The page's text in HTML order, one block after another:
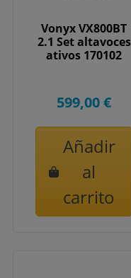
Vonyx VX800BT
2.1 Set altavoces
ativos 170102
599,00 €
Añadir
al
carrito